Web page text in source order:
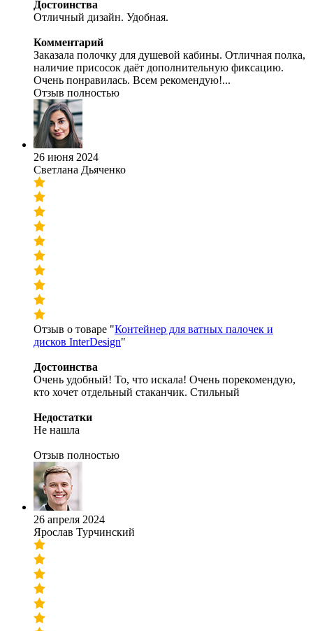
Достоинства
Отличный дизайн. Удобная.
Комментарий
Заказала полочку для душевой кабины. Отличная полка,
наличие присосок даёт дополнительную фиксацию.
Очень понравилась. Всем рекомендую!...
Отзыв полностью
26 июня 2024
Светлана Дьяченко
Отзыв о товаре "Контейнер для ватных палочек и
дисков InterDesign"
Достоинства
Очень удобный! То, что искала! Очень порекомендую,
кто хочет отдельный стаканчик. Стильный
Недостатки
Не нашла
Отзыв полностью
26 апреля 2024
Ярослав Турчинский